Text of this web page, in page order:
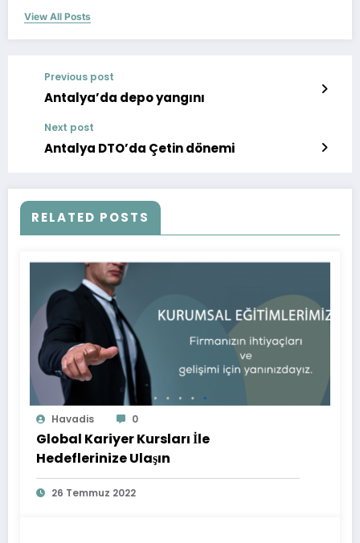
View All Posts
Previous post
Antalya’da depo yangını
Next post
Antalya DTO’da Çetin dönemi
RELATED POSTS
Havadis 0
Global Kariyer Kursları İle
Hedeflerinize Ulaşın
26 Temmuz 2022